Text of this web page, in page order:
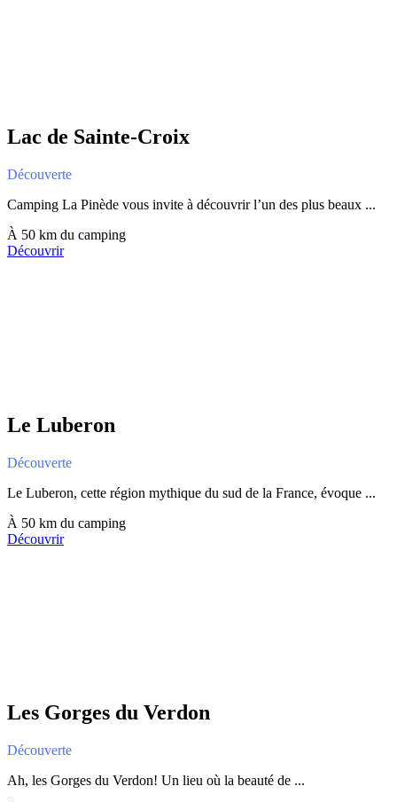
Lac de Sainte-Croix
Découverte
Camping La Pinède vous invite à découvrir l’un des plus beaux ...
À 50 km du camping
Découvrir
Le Luberon
Découverte
Le Luberon, cette région mythique du sud de la France, évoque ...
À 50 km du camping
Découvrir
Les Gorges du Verdon
Découverte
Ah, les Gorges du Verdon! Un lieu où la beauté de ...